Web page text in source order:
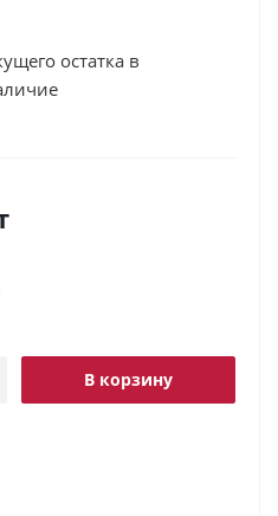
остатка в
В корзину